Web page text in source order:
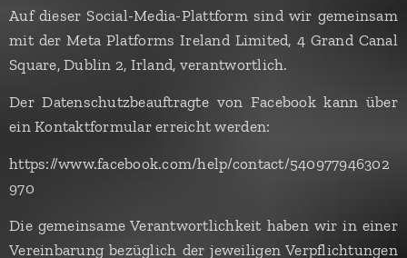
Auf dieser Social-Media-Plattform sind wir gemeinsam
mit der Meta Platforms Ireland Limited, 4 Grand Canal
Square, Dublin 2, Irland, verantwortlich.
Der Datenschutzbeauftragte von Facebook kann über
ein Kontaktformular erreicht werden:
https://www.facebook.com/help/contact/540977946302
970
Die gemeinsame Verantwortlichkeit haben wir in einer
Vereinbarung bezüglich der jeweiligen Verpflichtungen